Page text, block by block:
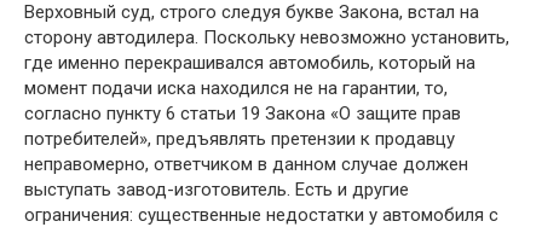
Верховный суд, строго следуя букве Закона, встал на
сторону автодилера. Поскольку невозможно установить,
где именно перекрашивался автомобиль, который на
момент подачи иска находился не на гарантии, то,
согласно пункту 6 статьи 19 Закона «О защите прав
потребителей», предъявлять претензии к продавцу
неправомерно, ответчиком в данном случае должен
выступать завод-изготовитель. Есть и другие
ограничения: существенные недостатки у автомобиля с